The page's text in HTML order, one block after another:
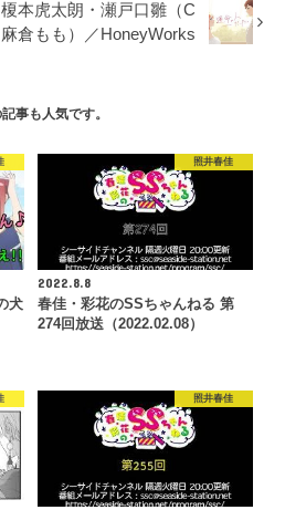
本虎太朗・瀬戸口雛（C
倉もも）／HoneyWorks
事も人気です。
犬
照井春佳
2022.8.8
春佳・彩花のSSちゃんねる 第
274回放送（2022.02.08）
照井春佳